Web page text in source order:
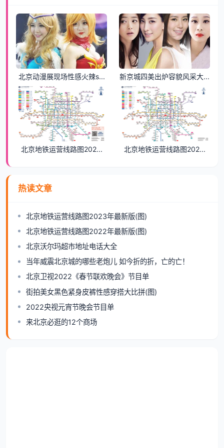
北京动漫展现场性感火辣s... 新京城四美出炉容貌风采大...
北京地铁运营线路图202... 北京地铁运营线路图202...
热读文章
北京地铁运营线路图2023年最新版(图)
北京地铁运营线路图2022年最新版(图)
北京沃尔玛超市地址电话大全
当年威震北京城的哪些老炮儿 如今折的折，亡的亡！
北京卫视2022《春节联欢晚会》节目单
街拍美女黑色紧身皮裤性感穿搭大比拼(图)
2022央视元宵节晚会节目单
来北京必逛的12个商场